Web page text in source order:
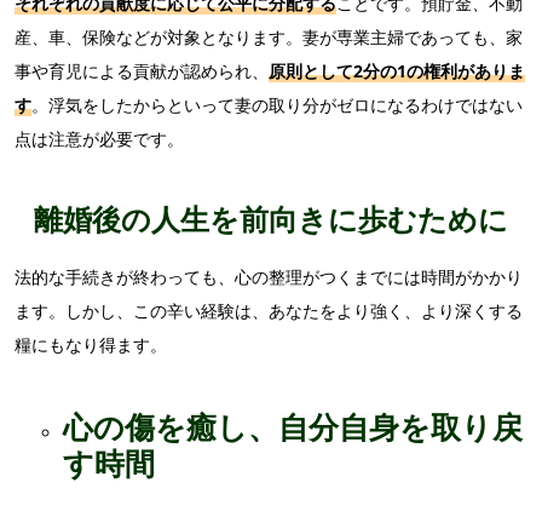
産、車、保険などが対象となります。妻が専業主婦であっても、家
事や育児による貢献が認められ、 原則として2分の1の権利がありま
す。浮気をしたからといって妻の取り分がゼロになるわけではない
点は注意が必要です。
離婚後の人生を前向きに歩むために
法的な手続きが終わっても、心の整理がつくまでには時間がかかり
ます。しかし、この辛い経験は、あなたをより強く、より深くする
糧にもなり得ます。
心の傷を癒し、自分自身を取り戻
す時間